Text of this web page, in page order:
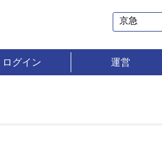
ログイン 運営